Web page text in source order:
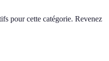
pour cette catégorie. Revenez